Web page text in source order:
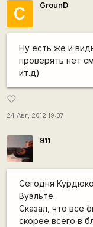
С GrounD
Ну есть же и
проверять нет
ит.д)
favorite_border
24 Авг, 2012 19:37
911
Сегодня
Вуэльте.
Сказал, что все
скорее всего в